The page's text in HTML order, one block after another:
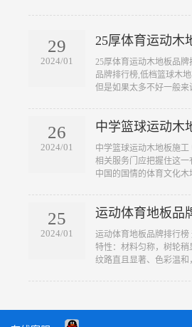
29
2024/01
25厚体育运动木
​25厚体育运动木地板品
品牌排行榜,低档篮球木
但是如果太多不好一般来
26
2024/01
中学篮球运动木
中学篮球运动木地板施工
相关服务门应把握住这
中国的国情的体育文化木
25
2024/01
运动体育地板品
运动体育地板品牌排行榜
特性：材料匀称，树轮
纹路直且显著、色彩温和